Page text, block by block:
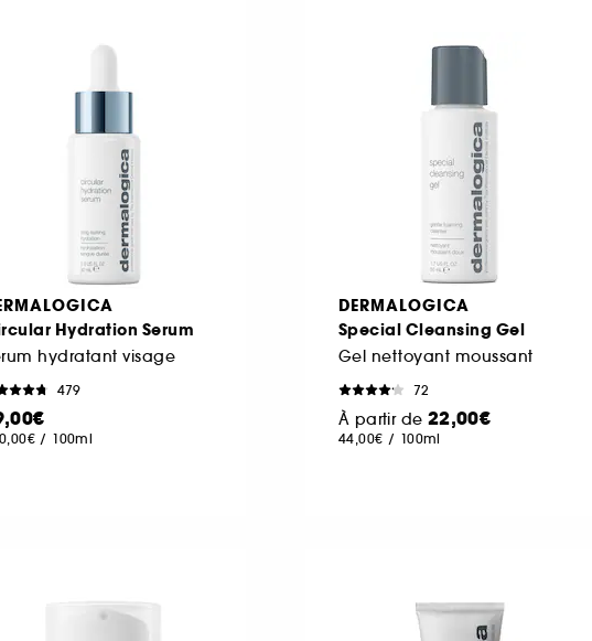
Hydration Serum
hydratant visage
479
/ 100ml
DERMALOGICA
Special Cleansing Gel
Gel nettoyant moussant
72
À partir de 22,00€
44,00€ / 100ml